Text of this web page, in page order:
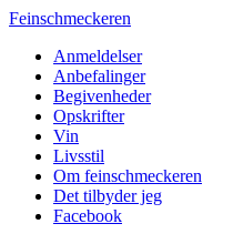
Feinschmeckeren
Anmeldelser
Anbefalinger
Begivenheder
Opskrifter
Vin
Livsstil
Om feinschmeckeren
Det tilbyder jeg
Facebook